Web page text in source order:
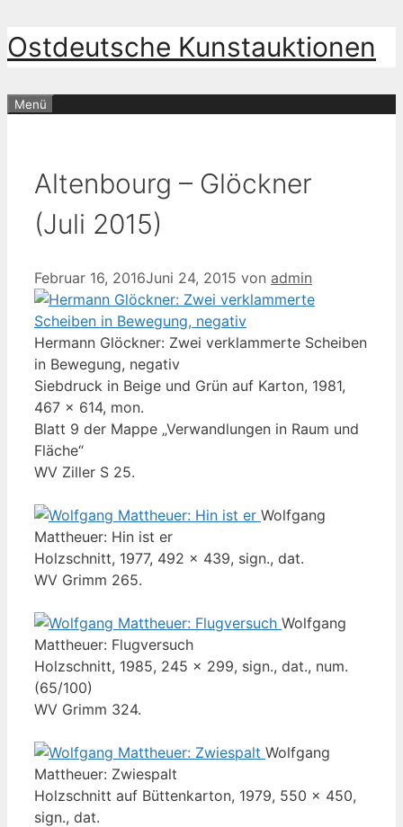
Zum
Inhalt
Ostdeutsche Kunstauktionen
Menü
Altenbourg – Glöckner
(Juli 2015)
Februar 16, 2016Juni 24, 2015 von admin
Hermann Glöckner: Zwei verklammerte Scheiben
in Bewegung, negativ
Siebdruck in Beige und Grün auf Karton, 1981,
467 x 614, mon.
Blatt 9 der Mappe „Verwandlungen in Raum und
Fläche“
WV Ziller S 25.
Wolfgang
Mattheuer: Hin ist er
Holzschnitt, 1977, 492 x 439, sign., dat.
WV Grimm 265.
Wolfgang
Mattheuer: Flugversuch
Holzschnitt, 1985, 245 x 299, sign., dat., num.
(65/100)
WV Grimm 324.
Wolfgang
Mattheuer: Zwiespalt
Holzschnitt auf Büttenkarton, 1979, 550 x 450,
sign., dat.